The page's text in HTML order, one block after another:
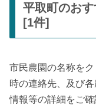
平取町のお
[1件]
市民農園の名称を
時の連絡先、及び
情報等の詳細をご確